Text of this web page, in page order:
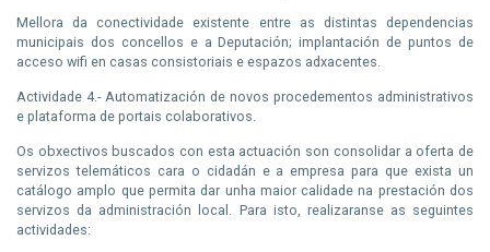
Mellora da conectividade existente entre as distintas dependencias
municipais dos concellos e a Deputación; implantación de puntos de
acceso wifi en casas consistoriais e espazos adxacentes.
Actividade 4.- Automatización de novos procedementos administrativos
e plataforma de portais colaborativos.
Os obxectivos buscados con esta actuación son consolidar a oferta de
servizos telemáticos cara o cidadán e a empresa para que exista un
catálogo amplo que permita dar unha maior calidade na prestación dos
servizos da administración local. Para isto, realizaranse as seguintes
actividades: